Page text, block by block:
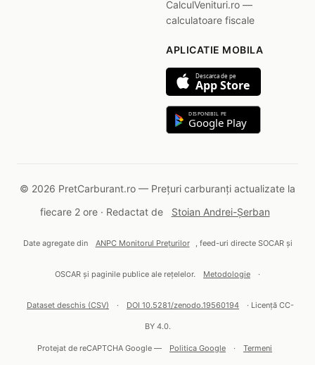
CalculVenituri.ro —
calculatoare fiscale
APLICATIE MOBILA
Descarca de pe
App Store
DISPONIBIL PE
Google Play
© 2026 PretCarburant.ro — Prețuri carburanți actualizate la
fiecare 2 ore · Redactat de
Stoian Andrei-Șerban
Date agregate din ANPC Monitorul Prețurilor , feed-uri directe SOCAR și
OSCAR și paginile publice ale rețelelor. Metodologie ·
Dataset deschis (CSV) · DOI 10.5281/zenodo.19560194 · Licență CC-
BY 4.0.
Protejat de reCAPTCHA Google — Politica Google · Termeni